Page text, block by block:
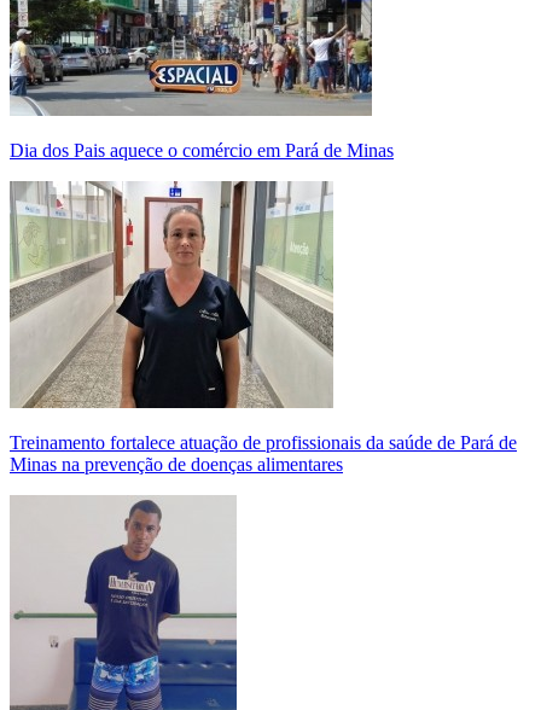
Dia dos Pais aquece o comércio em Pará de Minas
Treinamento fortalece atuação de profissionais da saúde de Pará de
Minas na prevenção de doenças alimentares